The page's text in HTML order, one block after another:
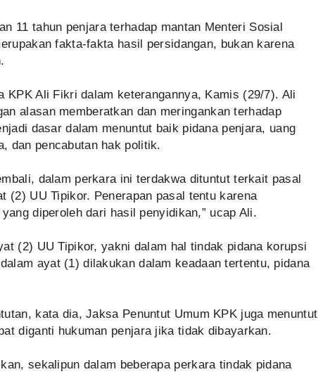
11 tahun penjara terhadap mantan Menteri Sosial
fakta-fakta hasil persidangan, bukan karena
KPK Ali Fikri dalam keterangannya, Kamis (29/7). Ali
alasan memberatkan dan meringankan terhadap
dasar dalam menuntut baik pidana penjara, uang
dan pencabutan hak politik.
dalam perkara ini terdakwa dituntut terkait pasal
(2) UU Tipikor. Penerapan pasal tentu karena
diperoleh dari hasil penyidikan,” ucap Ali.
(2) UU Tipikor, yakni dalam hal tindak pidana korupsi
ayat (1) dilakukan dalam keadaan tertentu, pidana
kata dia, Jaksa Penuntut Umum KPK juga menuntut
diganti hukuman penjara jika tidak dibayarkan.
sekalipun dalam beberapa perkara tindak pidana